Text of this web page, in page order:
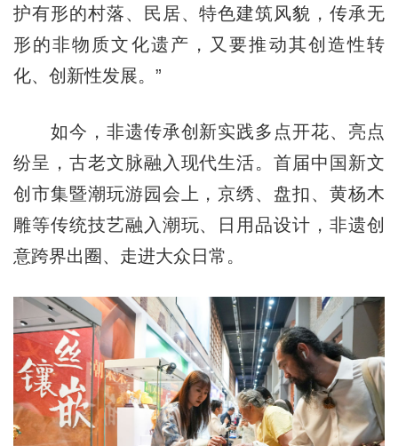
护有形的村落、民居、特色建筑风貌，传承无
形的非物质文化遗产，又要推动其创造性转
化、创新性发展。”
如今，非遗传承创新实践多点开花、亮点
纷呈，古老文脉融入现代生活。首届中国新文
创市集暨潮玩游园会上，京绣、盘扣、黄杨木
雕等传统技艺融入潮玩、日用品设计，非遗创
意跨界出圈、走进大众日常。